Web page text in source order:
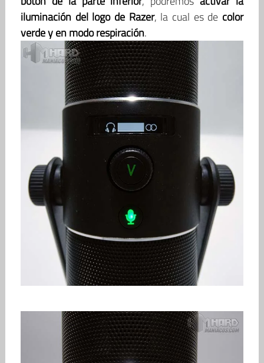
iluminación del logo de Razer, la cual es de color
verde y en modo respiración.